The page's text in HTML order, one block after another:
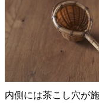
内側には茶こし穴が